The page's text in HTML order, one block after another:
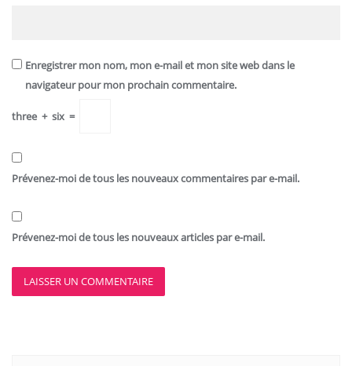
Enregistrer mon nom, mon e-mail et mon site web dans le
navigateur pour mon prochain commentaire.
three + six =
Prévenez-moi de tous les nouveaux commentaires par e-mail.
Prévenez-moi de tous les nouveaux articles par e-mail.